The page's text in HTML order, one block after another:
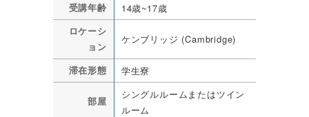
受講年齢 14歳~17歳
ロケーシ
ョン
ケンブリッジ (Cambridge)
滞在形態 学生寮
部屋
シングルルームまたはツイン
ルーム